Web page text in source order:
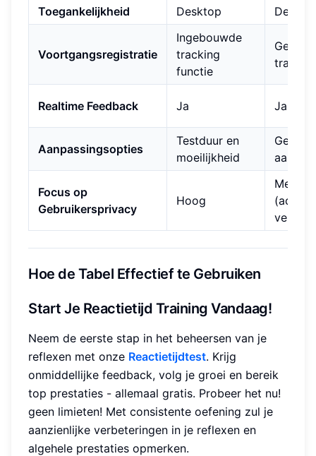
Toegankelijkheid
Desktop
Voortgangsregistratie
Ingebouwde
tracking
functie
Geen
Realtime Feedback Ja Ja
Aanpassingsopties
Testduur en
moeilijkheid
Geen
Focus op
Gebruikersprivacy
Hoog
Medium
vereist)
Hoe de Tabel Effectief te Gebruiken
Start Je Reactietijd Training Vandaag!
Neem de eerste stap in het beheersen van je
reflexen met onze Reactietijdtest. Krijg
onmiddellijke feedback, volg je groei en bereik
top prestaties - allemaal gratis. Probeer het nu!
geen limieten! Met consistente oefening zul je
aanzienlijke verbeteringen in je reflexen en
algehele prestaties opmerken.